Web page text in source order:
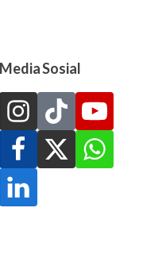
Media Sosial